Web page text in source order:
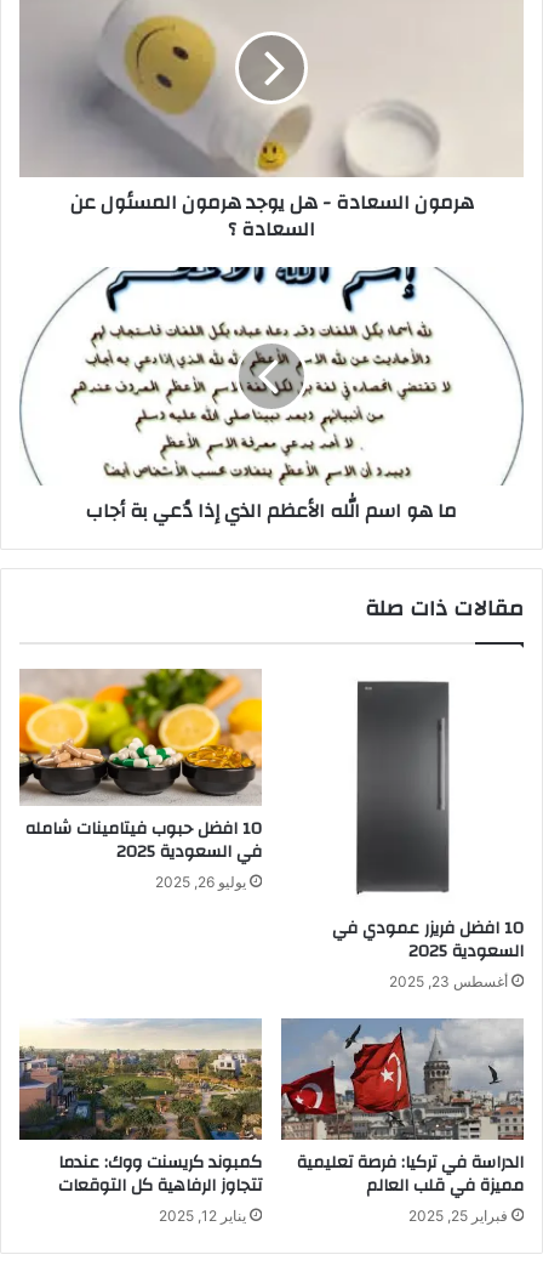
هرمون السعادة - هل يوجد هرمون المسئول عن
السعادة ؟
ما هو اسم الله الأعظم الذي إذا دُعي بة أجاب
مقالات ذات صلة
10 افضل فريزر عمودي​ في
السعودية​ 2025
أغسطس 23, 2025
10 افضل حبوب فيتامينات شامله​
في السعودية 2025
يوليو 26, 2025
الدراسة في تركيا: فرصة تعليمية
مميزة في قلب العالم
فبراير 25, 2025
كمبوند كريسنت ووك: عندما
تتجاوز الرفاهية كل التوقعات
يناير 12, 2025